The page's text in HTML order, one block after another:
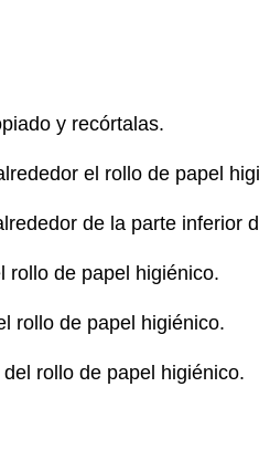
y recórtalas.
el rollo de papel
de la parte inferior
rollo de papel higiénico.
rollo de papel higiénico.
rollo de papel higiénico.